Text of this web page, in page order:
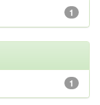
1
1